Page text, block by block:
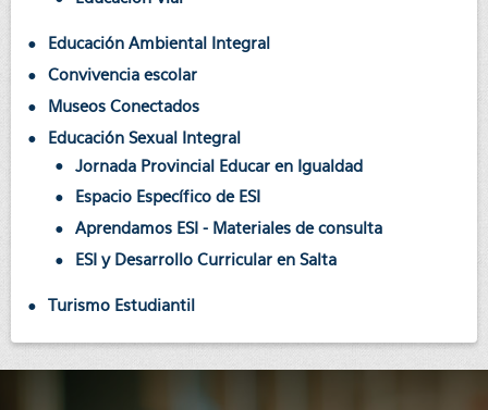
Educación Ambiental Integral
Convivencia escolar
Museos Conectados
Educación Sexual Integral
Jornada Provincial Educar en Igualdad
Espacio Específico de ESI
Aprendamos ESI - Materiales de consulta
ESI y Desarrollo Curricular en Salta
Turismo Estudiantil